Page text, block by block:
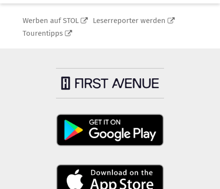
Werben auf STOL
Leserreporter werden
Tourentipps